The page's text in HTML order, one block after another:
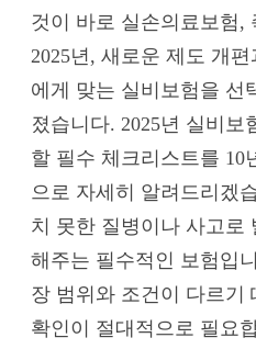
것이 바로 실손의료보험,
2025년, 새로운 제도 개
에게 맞는 실비보험을 선
졌습니다. 2025년 실비
할 필수 체크리스트를 10
으로 자세히 알려드리겠
치 못한 질병이나 사고로
해주는 필수적인 보험입
장 범위와 조건이 다르기
확인이 절대적으로 필요